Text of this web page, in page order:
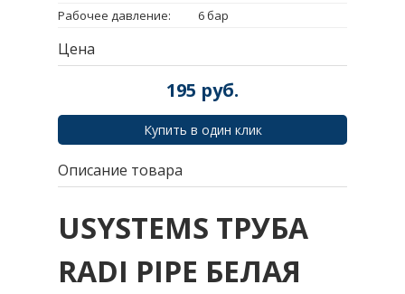
Рабочее давление:
6 бар
Цена
195 руб.
Купить в один клик
Описание товара
USYSTEMS ТРУБА
RADI PIPE БЕЛАЯ